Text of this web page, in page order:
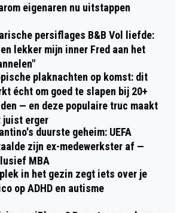
eigenaren nu uitstappen
persiflages B&B Vol liefde:
lekker mijn inner Fred aan het
plaknachten op komst: dit
écht om goed te slapen bij 20+
— en deze populaire truc maakt
juist erger
duurste geheim: UEFA
zijn ex-medewerkster af —
MBA
in het gezin zegt iets over je
op ADHD en autisme